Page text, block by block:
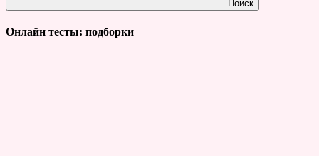
Поиск
Онлайн тесты: подборки